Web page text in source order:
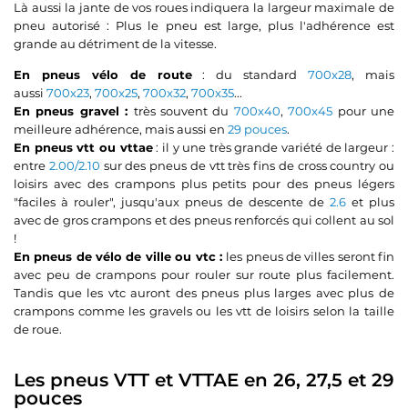
Là aussi la jante de vos roues indiquera la largeur maximale de
pneu autorisé : Plus le pneu est large, plus l'adhérence est
grande au détriment de la vitesse.
En pneus vélo de route: du standard700x28, mais
aussi 700x23, 700x25, 700x32, 700x35...
En pneus gravel : très souvent du 700x40,700x45 pour une
meilleure adhérence, mais aussi en 29 pouces.
En pneus vtt ou vttae: il y une très grande variété de largeur :
entre 2.00/2.10 sur des pneus de vtt très fins de cross country ou
loisirs avec des crampons plus petits pour des pneus légers
"faciles à rouler", jusqu'aux pneus de descente de 2.6 et plus
avec de gros crampons et des pneus renforcés qui collent au sol
!
En pneus de vélo de ville ou vtc : les pneus de villes seront fin
avec peu de crampons pour rouler sur route plus facilement.
Tandis que les vtc auront des pneus plus larges avec plus de
crampons comme les gravels ou les vtt de loisirs selon la taille
de roue.
Les pneus VTT et VTTAE en 26, 27,5 et 29
pouces